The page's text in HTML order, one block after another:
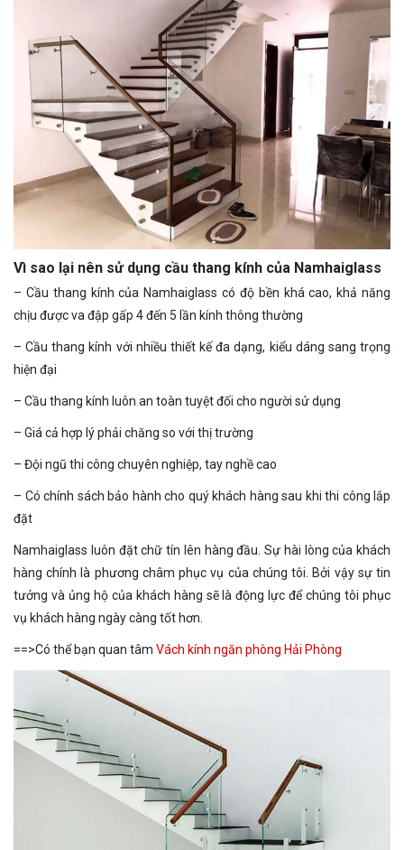
Vì sao lại nên sử dụng cầu thang kính của Namhaiglass
– Cầu thang kính của Namhaiglass có độ bền khá cao, khả năng
chịu được va đập gấp 4 đến 5 lần kính thông thường
– Cầu thang kính với nhiều thiết kế đa dạng, kiểu dáng sang trọng
hiện đại
– Cầu thang kính luôn an toàn tuyệt đối cho người sử dụng
– Giá cả hợp lý phải chăng so với thị trường
– Đội ngũ thi công chuyên nghiệp, tay nghề cao
– Có chính sách bảo hành cho quý khách hàng sau khi thi công lắp
đặt
Namhaiglass luôn đặt chữ tín lên hàng đầu. Sự hài lòng của khách
hàng chính là phương châm phục vụ của chúng tôi. Bởi vậy sự tin
tưởng và ủng hộ của khách hàng sẽ là động lực để chúng tôi phục
vụ khách hàng ngày càng tốt hơn.
==>Có thể bạn quan tâm Vách kính ngăn phòng Hải Phòng